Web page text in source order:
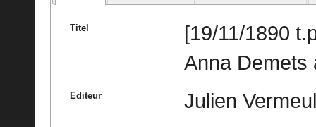
Titel
[19/11/1890
Anna Demets
Editeur Julien